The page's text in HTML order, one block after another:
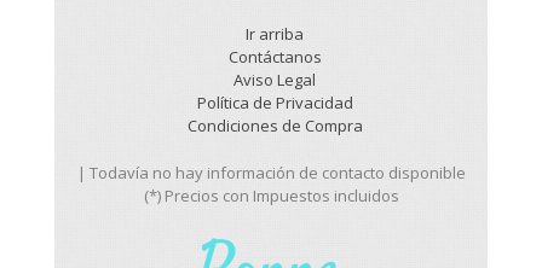
Ir arriba
Contáctanos
Aviso Legal
Política de Privacidad
Condiciones de Compra
| Todavía no hay información de contacto disponible
(*) Precios con Impuestos incluidos